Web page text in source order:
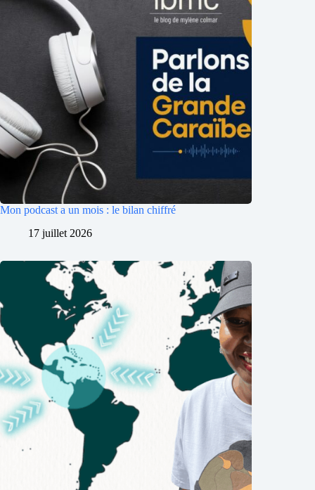
Mon podcast a un mois : le bilan chiffré
17 juillet 2026